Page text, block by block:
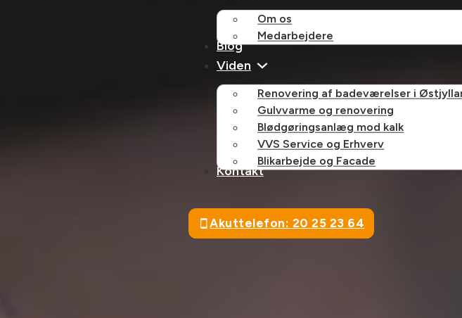
Om os
Medarbejdere
Blog
Viden
Renovering af badeværelser i
Gulvvarme og renovering
Blødgøringsanlæg mod kalk
VVS Service og Erhverv
Blikarbejde og Facade
Kontakt
Akuttelefon: 20 25 23 64